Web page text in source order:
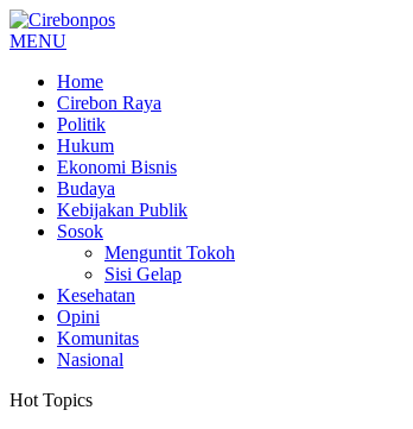
MENU
Home
Cirebon Raya
Politik
Hukum
Ekonomi Bisnis
Budaya
Kebijakan Publik
Sosok
Menguntit Tokoh
Sisi Gelap
Kesehatan
Opini
Komunitas
Nasional
Hot Topics